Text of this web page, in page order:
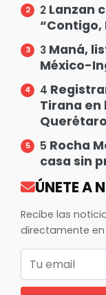
2 Lanzan
“Contigo,
3 Maná,
México-
4
Tirana en
Querétaro
5 Rocha
casa sin
ÚNETE A
Recibe las
directamente